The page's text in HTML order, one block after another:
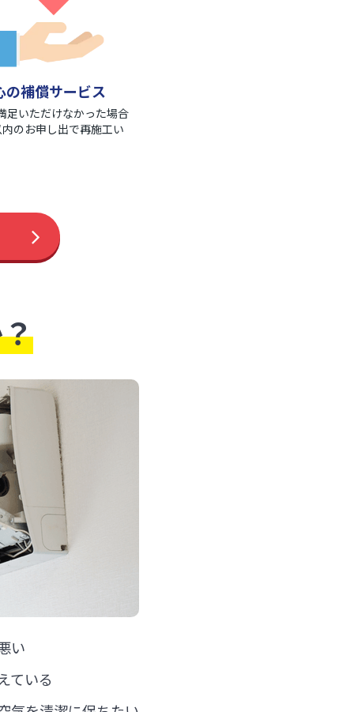
の補償サービス
足いただけなかった場合
のお申し出で再施工い
い
ている